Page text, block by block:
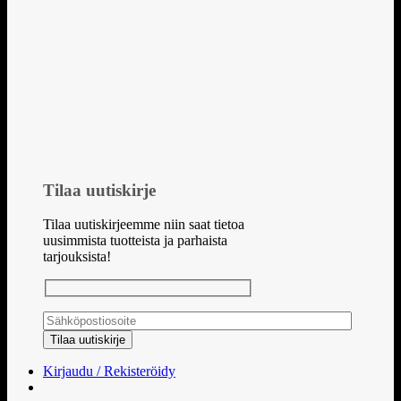
Tilaa uutiskirje
Tilaa uutiskirjeemme niin saat tietoa
uusimmista tuotteista ja parhaista
tarjouksista!
Kirjaudu / Rekisteröidy